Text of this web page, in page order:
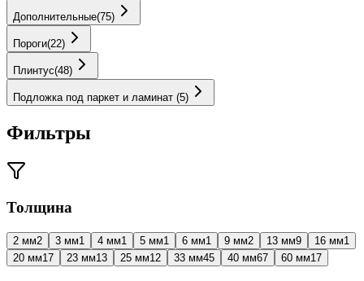
Дополнительные(75)
Пороги(22)
Плинтус(48)
Подложка под паркет и ламинат (5)
Фильтры
Толщина
2 мм2 3 мм1 4 мм1 5 мм1 6 мм1 9 мм2 13 мм9 16 мм1
20 мм17 23 мм13 25 мм12 33 мм45 40 мм67 60 мм17